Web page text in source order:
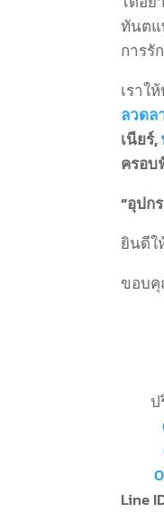
ทันตแ
การรั
เราใ
ลวดล
เนียร์,
ครอบ
“อุปก
ยินดีใ
ขอบ
Line